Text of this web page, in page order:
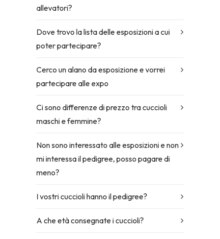
allevatori?
Dove trovo la lista delle esposizioni a cui
poter partecipare?
Cerco un alano da esposizione e vorrei
partecipare alle expo
Ci sono differenze di prezzo tra cuccioli
maschi e femmine?
Non sono interessato alle esposizioni e non
mi interessa il pedigree, posso pagare di
meno?
I vostri cuccioli hanno il pedigree?
A che età consegnate i cuccioli?